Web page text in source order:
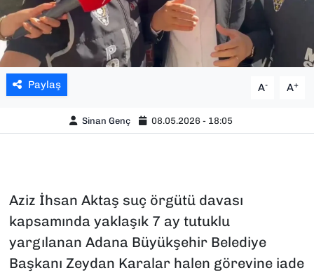
Paylaş A- A+
Sinan Genç 08.05.2026 - 18:05
Aziz İhsan Aktaş suç örgütü davası
kapsamında yaklaşık 7 ay tutuklu
yargılanan Adana Büyükşehir Belediye
Başkanı Zeydan Karalar halen görevine iade